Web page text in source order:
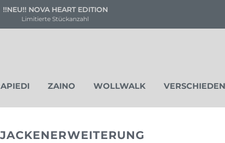
Versandkostenfrei ab 80 €
Deutschland & Österreich
ZAINO WOLLWALK